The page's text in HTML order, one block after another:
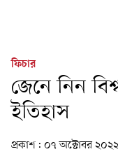
ফিচার
জেনে নিন
ইতিহাস
প্রকাশ: ০৭ অক্টোবর